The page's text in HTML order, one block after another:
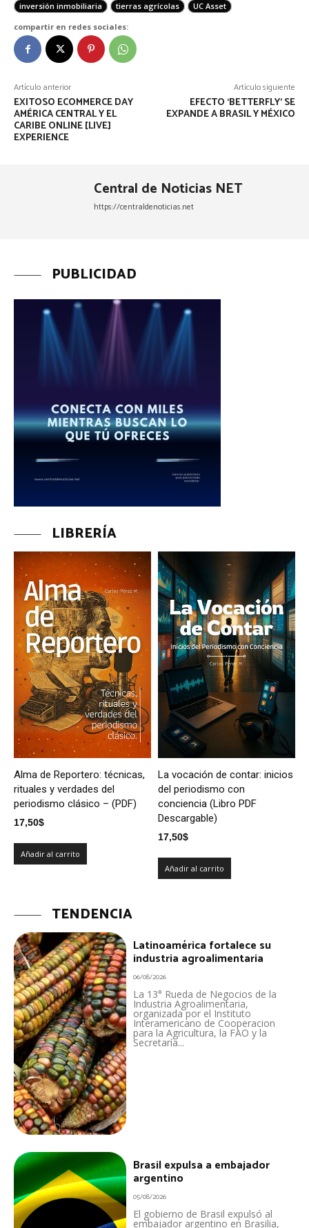
inversión inmobiliaria
tierras agrícolas
UC Asset
compartir en redes sociales:
Artículo anterior
EXITOSO ECOMMERCE DAY
AMÉRICA CENTRAL Y EL
CARIBE ONLINE [LIVE]
EXPERIENCE
Artículo siguiente
EFECTO ‘BETTERFLY’ SE
EXPANDE A BRASIL Y MÉXICO
Central de Noticias NET
https://centraldenoticias.net
PUBLICIDAD
LIBRERÍA
Alma de Reportero: técnicas,
rituales y verdades del
periodismo clásico – (PDF)
17,50$
Añadir al carrito
La vocación de contar: inicios
del periodismo con
conciencia (Libro PDF
Descargable)
17,50$
Añadir al carrito
TENDENCIA
Latinoamérica fortalece su
industria agroalimentaria
06/08/2026
La 13° Rueda de Negocios de la
Industria Agroalimentaria,
organizada por el Instituto
Interamericano de Cooperacion
para la Agricultura, la FAO y la
Secretaría...
Brasil expulsa a embajador
argentino
05/08/2026
El gobierno de Brasil expulsó al
embajador argentino en Brasilia,